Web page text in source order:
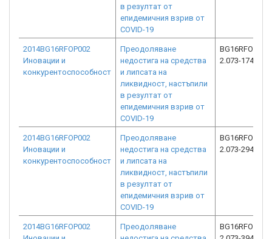
в резултат от
епидемичния взрив от
COVID-19
2014BG16RFOP002
Иновации и
конкурентоспособност
Преодоляване
недостига на средства
и липсата на
ликвидност, настъпили
в резултат от
епидемичния взрив от
COVID-19
BG16RFOP002-
2.073-17438-
2014BG16RFOP002
Иновации и
конкурентоспособност
Преодоляване
недостига на средства
и липсата на
ликвидност, настъпили
в резултат от
епидемичния взрив от
COVID-19
BG16RFOP002-
2.073-2944-
2014BG16RFOP002
Преодоляване
BG16RFOP002-